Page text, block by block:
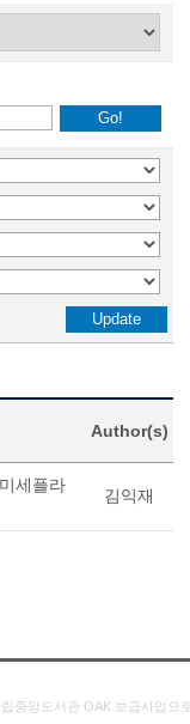
Author(s)
세플라
김익재
중앙도서관 OAK 보급사업